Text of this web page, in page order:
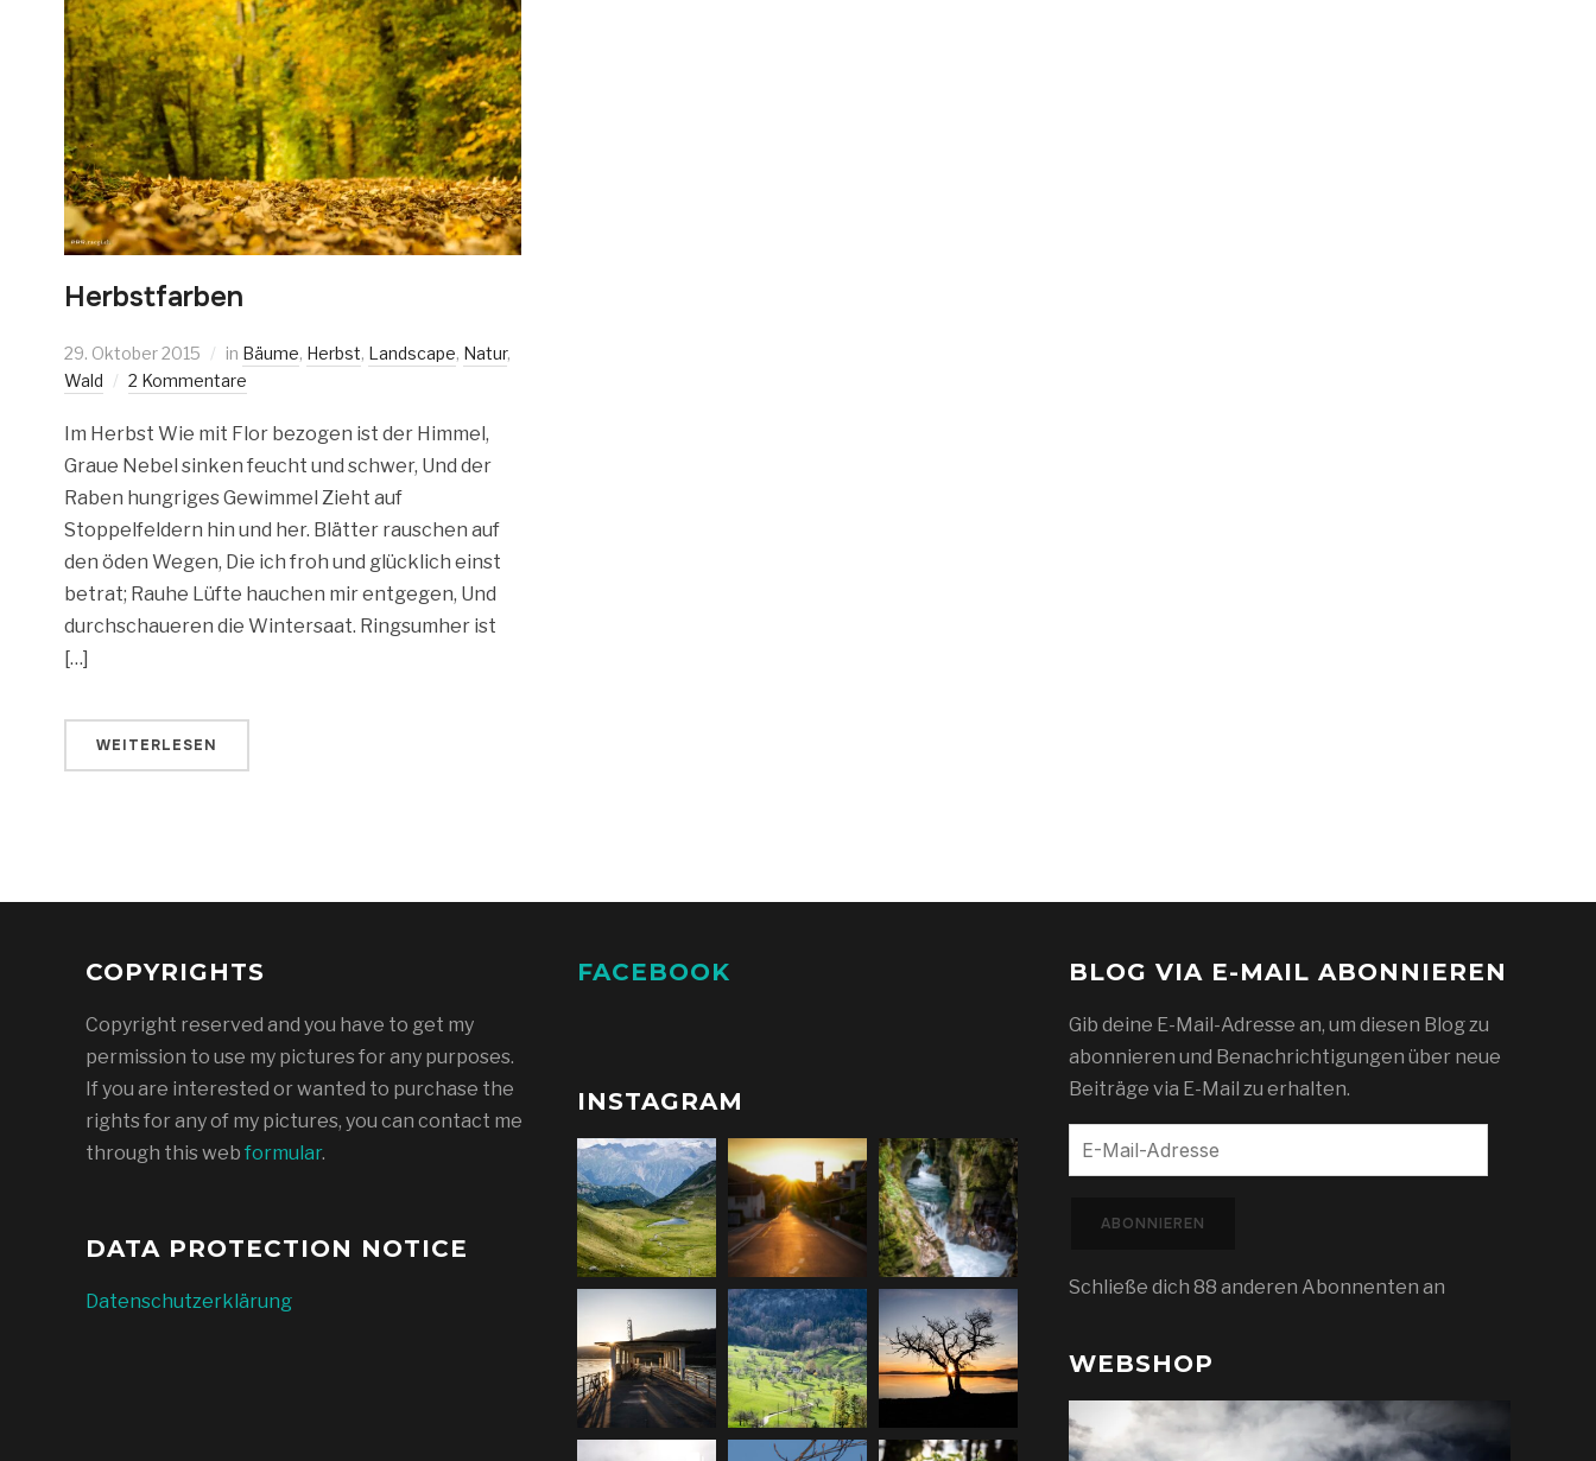
Herbstfarben
29. Oktober 2015 in Bäume, Herbst, Landscape, Natur,
Wald
2 Kommentare
Im Herbst Wie mit Flor bezogen ist der Himmel,
Graue Nebel sinken feucht und schwer, Und der
Raben hungriges Gewimmel Zieht auf
Stoppelfeldern hin und her. Blätter rauschen auf
den öden Wegen, Die ich froh und glücklich einst
betrat; Rauhe Lüfte hauchen mir entgegen, Und
durchschaueren die Wintersaat. Ringsumher ist
[…]
WEITERLESEN
COPYRIGHTS
Copyright reserved and you have to get my
permission to use my pictures for any purposes.
If you are interested or wanted to purchase the
rights for any of my pictures, you can contact me
through this web formular.
DATA PROTECTION NOTICE
Datenschutzerklärung
FACEBOOK
INSTAGRAM
BLOG VIA E-MAIL ABONNIEREN
Gib deine E-Mail-Adresse an, um diesen Blog zu
abonnieren und Benachrichtigungen über neue
Beiträge via E-Mail zu erhalten.
E-
Mail-
ABONNIEREN
Schließe dich 88 anderen Abonnenten an
WEBSHOP